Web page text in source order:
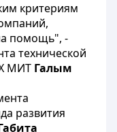
критериям
помощь", -
технической
МИТ Галым
развития